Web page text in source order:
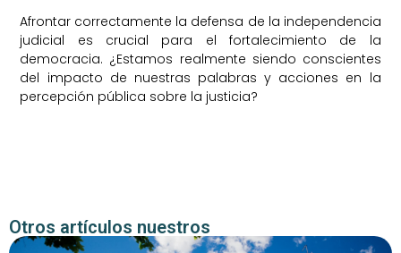
Afrontar correctamente la defensa de la independencia
judicial es crucial para el fortalecimiento de la
democracia. ¿Estamos realmente siendo conscientes
del impacto de nuestras palabras y acciones en la
percepción pública sobre la justicia?
Otros artículos nuestros